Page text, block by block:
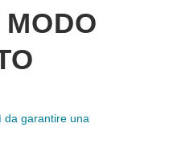
da garantire una